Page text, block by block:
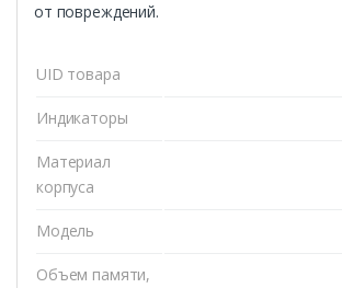
от повреждений.
UID товара
Индикаторы
Материал
корпуса
Модель
Объем памяти,